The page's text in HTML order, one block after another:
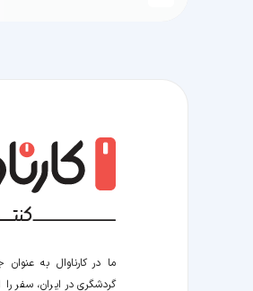
ما در کارناوال به
گردشگری در ایران، سفر